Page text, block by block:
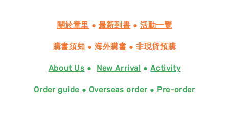
關於童里 ● 最新到書 ●活動一覽
購書須知 ● 海外購書 ●非現貨預購
About Us ● New Arrival ●Activity
Order guide ● Overseas order● Pre-order